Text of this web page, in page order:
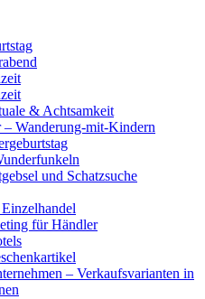
& Achtsamkeit
– Wanderung-mit-Kindern
und Schatzsuche
für Händler
– Verkaufsvarianten in